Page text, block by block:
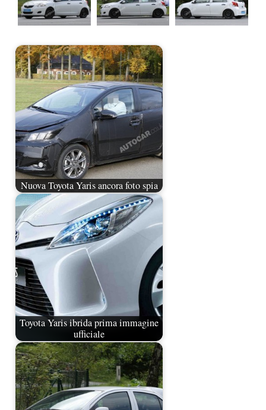
Nuova Toyota Yaris ancora foto spia
Toyota Yaris ibrida prima immagine
ufficiale